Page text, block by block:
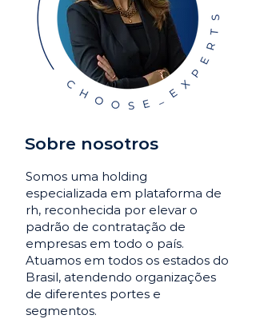
Sobre nosotros
Somos uma holding
especializada em plataforma de
rh, reconhecida por elevar o
padrão de contratação de
empresas em todo o país.
Atuamos em todos os estados do
Brasil, atendendo organizações
de diferentes portes e
segmentos.